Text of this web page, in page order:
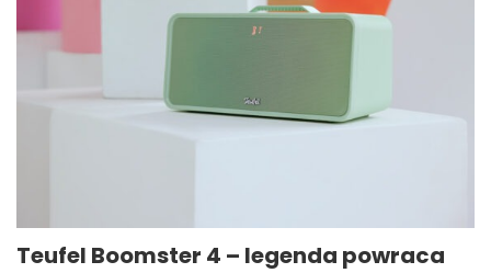
Teufel Boomster 4 – legenda powraca